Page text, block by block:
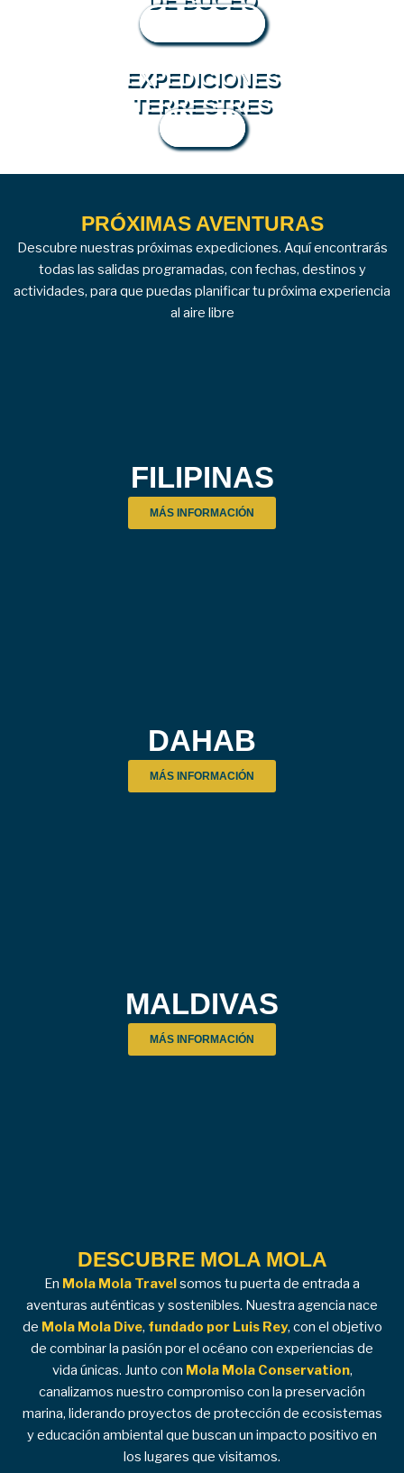
EXPEDICIONES
TERRESTRES
PRÓXIMAS AVENTURAS
Descubre nuestras próximas expediciones. Aquí encontrarás
todas las salidas programadas, con fechas, destinos y
actividades, para que puedas planificar tu próxima experiencia
al aire libre
FILIPINAS
MÁS INFORMACIÓN
DAHAB
MÁS INFORMACIÓN
MALDIVAS
MÁS INFORMACIÓN
DESCUBRE MOLA MOLA
En Mola Mola Travel somos tu puerta de entrada a
aventuras auténticas y sostenibles. Nuestra agencia nace
de Mola Mola Dive, fundado por Luis Rey, con el objetivo
de combinar la pasión por el océano con experiencias de
vida únicas. Junto con Mola Mola Conservation,
canalizamos nuestro compromiso con la preservación
marina, liderando proyectos de protección de ecosistemas
y educación ambiental que buscan un impacto positivo en
los lugares que visitamos.